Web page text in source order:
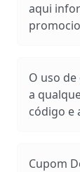
aqui
O uso
a
código e
Cupom